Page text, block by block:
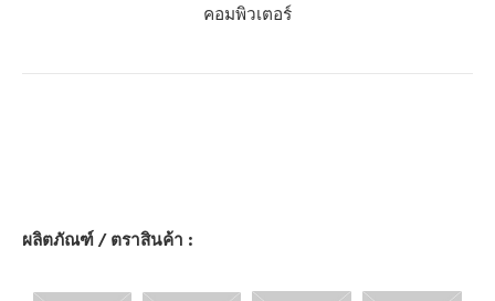
คอมพิวเตอร์
ผลิตภัณฑ์ / ตราสินค้า :